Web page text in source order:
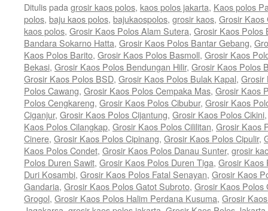
Ditulis pada grosir kaos polos, kaos polos jakarta, Kaos polos
polos, baju kaos polos, bajukaospolos, grosir kaos, Grosir Kaos
kaos polos, Grosir Kaos Polos Alam Sutera, Grosir Kaos Polos
Bandara Sokarno Hatta, Grosir Kaos Polos Bantar Gebang,
Kaos Polos Barito, Grosir Kaos Polos Basmoll, Grosir Kaos
Bekasi, Grosir Kaos Polos Bendungan Hilir, Grosir Kaos Polos
Grosir Kaos Polos BSD, Grosir Kaos Polos Bulak Kapal, Grosir
Polos Cawang, Grosir Kaos Polos Cempaka Mas, Grosir Kaos
Polos Cengkareng, Grosir Kaos Polos Cibubur, Grosir Kaos
Ciganjur, Grosir Kaos Polos Cijantung, Grosir Kaos Polos Cikini
Kaos Polos Cilangkap, Grosir Kaos Polos Cililitan, Grosir Kaos
Cinere, Grosir Kaos Polos Cipinang, Grosir Kaos Polos Cipulir,
Kaos Polos Condet, Grosir Kaos Polos Danau Sunter, grosir
Polos Duren Sawit, Grosir Kaos Polos Duren Tiga, Grosir Kaos
Duri Kosambi, Grosir Kaos Polos Fatal Senayan, Grosir Kaos
Gandaria, Grosir Kaos Polos Gatot Subroto, Grosir Kaos Polos
Grogol, Grosir Kaos Polos Halim Perdana Kusuma, Grosir